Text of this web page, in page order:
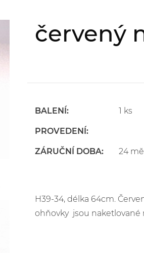
červený
BALENÍ: 1 ks
PROVEDENÍ:
ZÁRUČNÍ DOBA: 24
H39-34, délka 64cm.
ohňovky jsou naketlované